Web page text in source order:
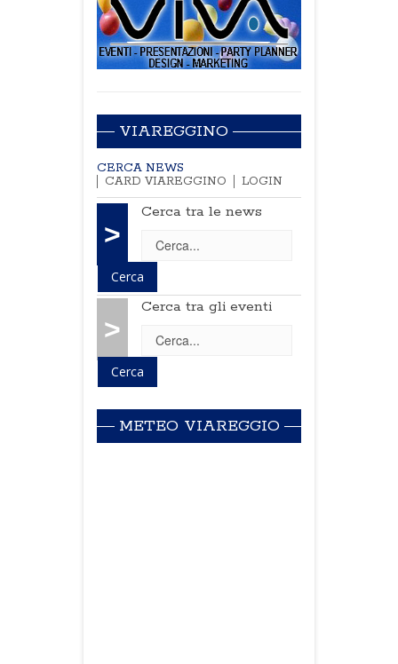
VIAREGGINO
CERCA NEWS
CARD VIAREGGINO
LOGIN
>
Cerca tra le news
>
Cerca tra gli eventi
METEO VIAREGGIO